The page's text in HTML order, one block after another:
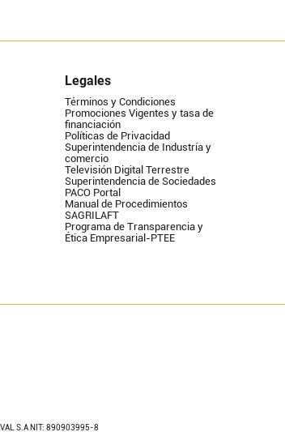
Legales
Términos y Condiciones
Promociones Vigentes y tasa de
financiación
Políticas de Privacidad
Superintendencia de Industría y
comercio
Televisión Digital Terrestre
Superintendencia de Sociedades
PACO Portal
Manual de Procedimientos
SAGRILAFT
Programa de Transparencia y
Ética Empresarial-PTEE
S.A NIT: 890903995-8